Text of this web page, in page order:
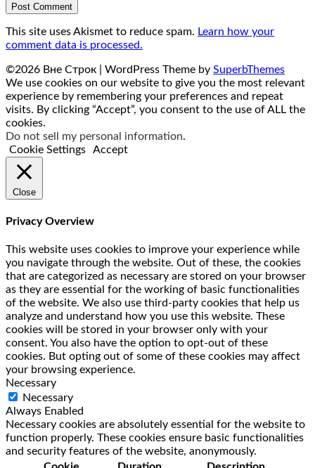
This site uses Akismet to reduce spam. Learn how your
comment data is processed.
©2026 Вне Строк | WordPress Theme by SuperbThemes
We use cookies on our website to give you the most relevant
experience by remembering your preferences and repeat
visits. By clicking “Accept”, you consent to the use of ALL the
cookies.
Do not sell my personal information.
Cookie Settings
Accept
Close
Privacy Overview
This website uses cookies to improve your experience while
you navigate through the website. Out of these, the cookies
that are categorized as necessary are stored on your browser
as they are essential for the working of basic functionalities
of the website. We also use third-party cookies that help us
analyze and understand how you use this website. These
cookies will be stored in your browser only with your
consent. You also have the option to opt-out of these
cookies. But opting out of some of these cookies may affect
your browsing experience.
Necessary
Necessary
Always Enabled
Necessary cookies are absolutely essential for the website to
function properly. These cookies ensure basic functionalities
and security features of the website, anonymously.